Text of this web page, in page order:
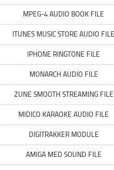
MPEG-4 AUDIO BOOK FILE
ITUNES MUSIC STORE AUDIO FILE
IPHONE RINGTONE FILE
MONARCH AUDIO FILE
ZUNE SMOOTH STREAMING FILE
MIDICO KARAOKE AUDIO FILE
DIGITRAKKER MODULE
AMIGA MED SOUND FILE